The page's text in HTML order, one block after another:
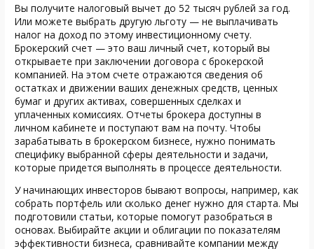
Вы получите налоговый вычет до 52 тысяч рублей за год.
Или можете выбрать другую льготу — не выплачивать
налог на доход по этому инвестиционному счету.
Брокерский счет — это ваш личный счет, который вы
открываете при заключении договора с брокерской
компанией. На этом счете отражаются сведения об
остатках и движении ваших денежных средств, ценных
бумаг и других активах, совершенных сделках и
уплаченных комиссиях. Отчеты брокера доступны в
личном кабинете и поступают вам на почту. Чтобы
зарабатывать в брокерском бизнесе, нужно понимать
специфику выбранной сферы деятельности и задачи,
которые придется выполнять в процессе деятельности.
У начинающих инвесторов бывают вопросы, например, как
собрать портфель или сколько денег нужно для старта. Мы
подготовили статьи, которые помогут разобраться в
основах. Выбирайте акции и облигации по показателям
эффективности бизнеса, сравнивайте компании между